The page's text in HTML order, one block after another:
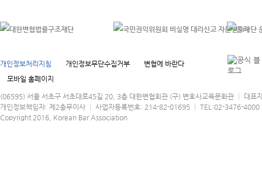
개인정보처리지침 개인정보무단수집거부
변협에 바란다
모바일 홈페이지
(06595) 서울 서초구 서초대로45길 20, 3층 대한변협회관 (구) 변호사교육문화관 │ 대표
개인정보책임자: 제2총무이사 │ 사업자등록번호: 214-82-01695 │ TEL:02-3476-
Copyright 2016, Korean Bar Association